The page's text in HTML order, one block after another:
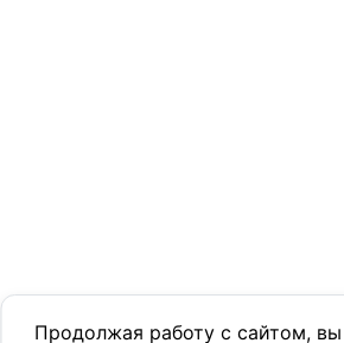
Продолжая работу с сайтом,